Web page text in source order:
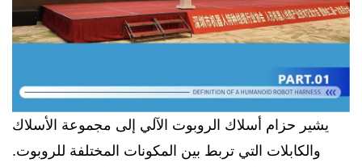
يشير حزام أسلاك الروبوت الآلي إلى مجموعة الأسلاك
والكابلات التي تربط بين المكونات المختلفة للروبوت.